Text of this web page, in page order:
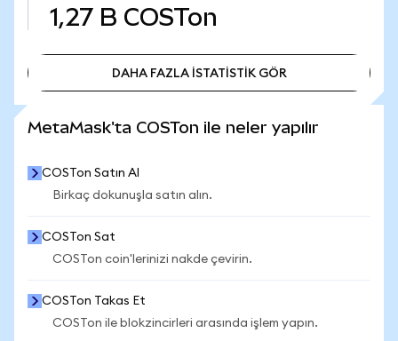
1,27 B COSTon
DAHA FAZLA İSTATİSTİK GÖR
MetaMask'ta COSTon ile neler yapılır
COSTon Satın Al
Birkaç dokunuşla satın alın.
COSTon Sat
COSTon coin'lerinizi nakde çevirin.
COSTon Takas Et
COSTon ile blokzincirleri arasında işlem yapın.